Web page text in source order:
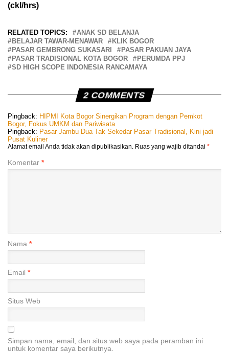
(ckl/hrs)
RELATED TOPICS:
ANAK SD BELANJA
BELAJAR TAWAR-MENAWAR
KLIK BOGOR
PASAR GEMBRONG SUKASARI
PASAR PAKUAN JAYA
PASAR TRADISIONAL KOTA BOGOR
PERUMDA PPJ
SD HIGH SCOPE INDONESIA RANCAMAYA
2 COMMENTS
Pingback: HIPMI Kota Bogor Sinergikan Program dengan Pemkot
Bogor, Fokus UMKM dan Pariwisata
Pingback: Pasar Jambu Dua Tak Sekedar Pasar Tradisional, Kini jadi
Pusat Kuliner
Alamat email Anda tidak akan dipublikasikan. Ruas yang wajib ditandai *
Komentar *
Nama *
Email *
Situs Web
Simpan nama, email, dan situs web saya pada peramban ini
untuk komentar saya berikutnya.